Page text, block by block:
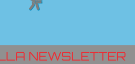
NEWSLETTER